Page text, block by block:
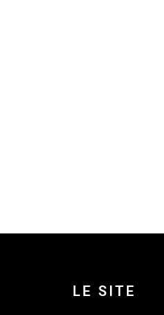
LE SITE